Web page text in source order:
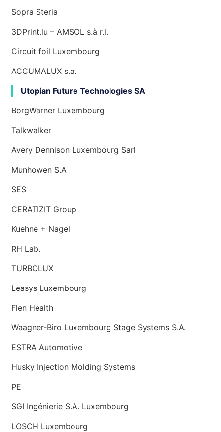
Sopra Steria
3DPrint.lu – AMSOL s.à r.l.
Circuit foil Luxembourg
ACCUMALUX s.a.
Utopian Future Technologies SA
BorgWarner Luxembourg
Talkwalker
Avery Dennison Luxembourg Sarl
Munhowen S.A
SES
CERATIZIT Group
Kuehne + Nagel
RH Lab.
TURBOLUX
Leasys Luxembourg
Flen Health
Waagner-Biro Luxembourg Stage Systems S.A.
ESTRA Automotive
Husky Injection Molding Systems
PE
SGI Ingénierie S.A. Luxembourg
LOSCH Luxembourg